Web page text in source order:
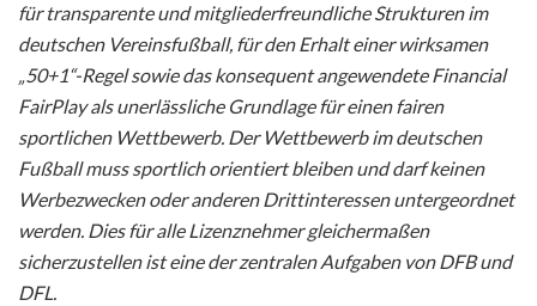
für transparente und mitgliederfreundliche Strukturen im
deutschen Vereinsfußball, für den Erhalt einer wirksamen
„50+1“-Regel sowie das konsequent angewendete Financial
FairPlay als unerlässliche Grundlage für einen fairen
sportlichen Wettbewerb. Der Wettbewerb im deutschen
Fußball muss sportlich orientiert bleiben und darf keinen
Werbezwecken oder anderen Drittinteressen untergeordnet
werden. Dies für alle Lizenznehmer gleichermaßen
sicherzustellen ist eine der zentralen Aufgaben von DFB und
DFL.